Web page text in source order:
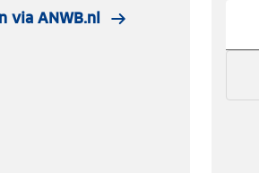
Marlou Jacobs en Godfried van Loo
De fijne omschrijvingen,
voorbereiding al een feestje. Handig
Denk aan actuele vaartijden van
startplekken, aanvullende
via ANWB.nl